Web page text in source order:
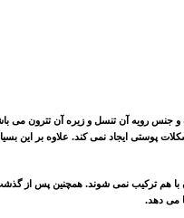
و جنس رویه آن تنسل و زیره آن تترون می
پوستی ایجاد نمی کند. علاوه بر
هم ترکیب نمی شوند. همچنین پس از
می دهد.